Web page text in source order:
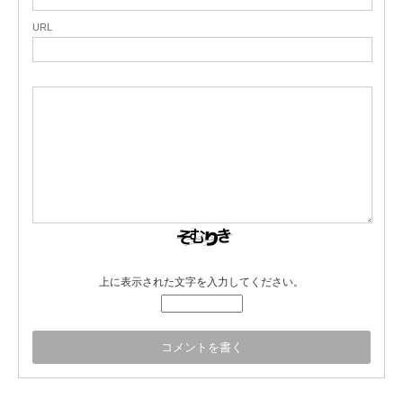
URL
上に表示された文字を入力してください。